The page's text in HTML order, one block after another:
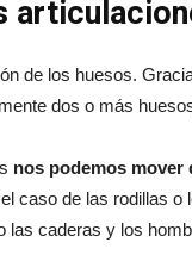
de los huesos.
dos o más
nos podemos mover
caso de las rodillas
las caderas y los